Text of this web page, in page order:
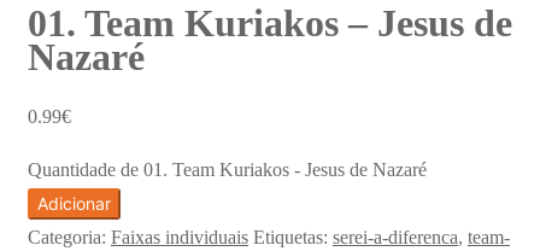
01. Team Kuriakos – Jesus de
Nazaré
0.99€
Quantidade de 01. Team Kuriakos - Jesus de Nazaré
Adicionar
Categoria: Faixas individuais Etiquetas: serei-a-diferenca, team-